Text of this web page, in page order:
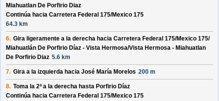
Miahuatlan De Porfirio Diaz
Continúa hacia Carretera Federal 175/Mexico 175
64.3 km
6. Gira ligeramente a la derecha hacia Carretera Federal 175/Mexico 175/
Miahuatlán De Porfirio Díaz - Vista Hermosa/Vista Hermosa - Miahuatlan
De Porfirio Diaz 5.6 km
7. Gira a la izquierda hacia José María Morelos 200 m
8. Toma la 2ª a la derecha hasta Porfirio Díaz
Continúa hacia Carretera Federal 175/Mexico 175